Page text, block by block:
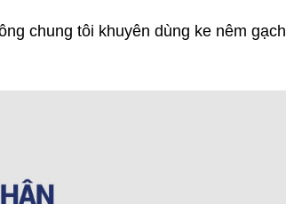
chung tôi khuyên dùng ke nêm